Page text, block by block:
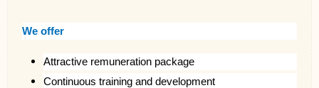
We offer
Attractive remuneration package
Continuous training and development